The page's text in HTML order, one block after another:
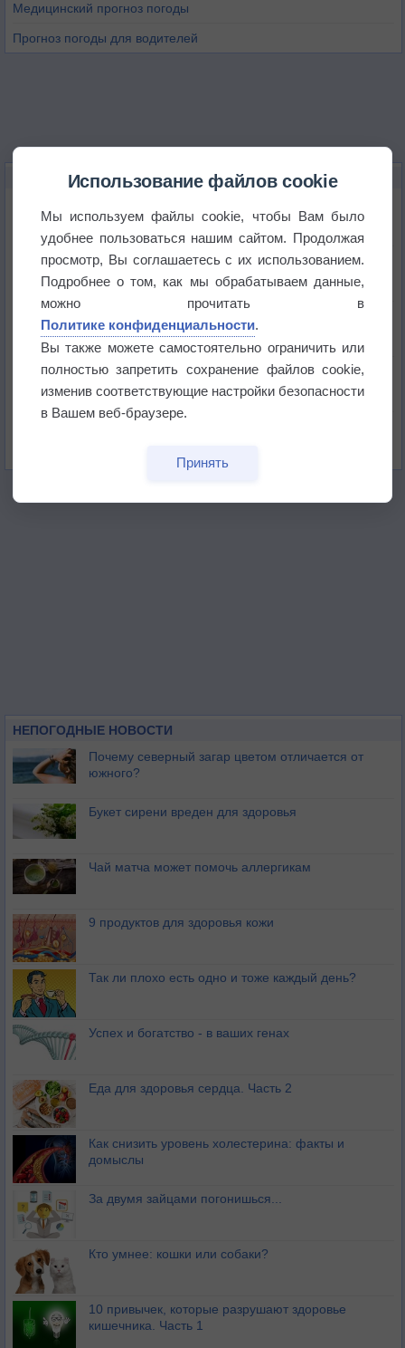
Медицинский прогноз погоды
Прогноз погоды для водителей
НОВОЕ О ПОГОДЕ
Атмосфера начала замерзать
В Приморье обнаружены морские волны тепла
Изменение климата повлияло на ареал обитания
бабочек
Погода в Екатеринбурге 6 августа
НЕПОГОДНЫЕ НОВОСТИ
Почему северный загар цветом отличается от
южного?
Букет сирени вреден для здоровья
Чай матча может помочь аллергикам
9 продуктов для здоровья кожи
Так ли плохо есть одно и тоже каждый день?
Успех и богатство - в ваших генах
Еда для здоровья сердца. Часть 2
Как снизить уровень холестерина: факты и
домыслы
За двумя зайцами погонишься...
Кто умнее: кошки или собаки?
10 привычек, которые разрушают здоровье
кишечника. Часть 1
Использование файлов cookie
Мы используем файлы cookie, чтобы Вам было
удобнее пользоваться нашим сайтом. Продолжая
просмотр, Вы соглашаетесь с их использованием.
Подробнее о том, как мы обрабатываем данные,
можно прочитать в
Политике конфиденциальности.
Вы также можете самостоятельно ограничить или
полностью запретить сохранение файлов cookie,
изменив соответствующие настройки безопасности
в Вашем веб-браузере.
Принять